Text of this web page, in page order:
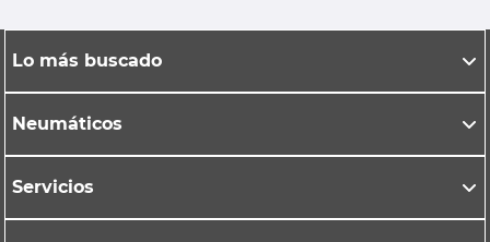
Lo más buscado
Neumáticos
Servicios